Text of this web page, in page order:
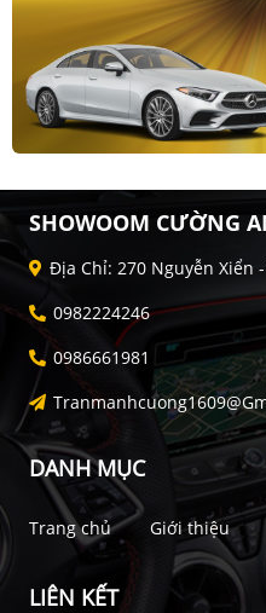
SHOWOOM CƯỜNG
Địa Chỉ: 270 Nguyễn Xiển
0982224246
0986661981
DANH MỤC
Trang chủ Giới thiệu
LIÊN KẾT